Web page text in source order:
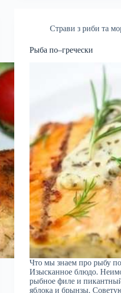
Страви з риби та
Рыба по–гречески
Что мы знаем про рыбу
Изысканное блюдо.
рыбное филе и
яблока и брынзы.